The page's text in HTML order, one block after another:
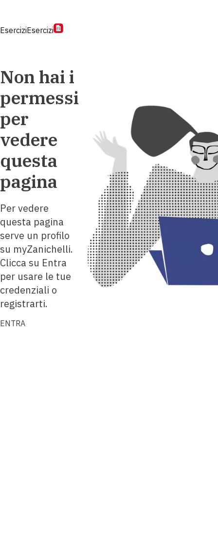
EserciziEsercizi
Non hai i
permessi
per
vedere
questa
pagina
Per vedere
questa pagina
serve un profilo
su myZanichelli.
Clicca su Entra
per usare le tue
credenziali o
registrarti.
ENTRA